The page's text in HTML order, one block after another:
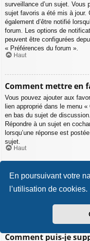
En poursuivant votre
l’utilisation de cookies.
surveillance d’un sujet. Vous
sujet favoris a été mis à jour.
également d’être notifié
forum. Les options de
peuvent être configurées
« Préférences du forum ».
Haut
Comment mettre en
Vous pouvez ajouter aux
lien approprié dans le menu
en bas du sujet de discussion.
Répondre à un sujet en
lorsqu’une réponse est
sujet.
Haut
Comment surveiller
Pour surveiller un forum en
Comment puis-je